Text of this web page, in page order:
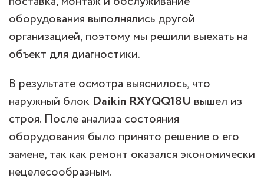
оборудования выполнялись другой
организацией, поэтому мы решили выехать на
объект для диагностики.
В результате осмотра выяснилось, что
наружный блок Daikin RXYQQ18U вышел из
строя. После анализа состояния
оборудования было принято решение о его
замене, так как ремонт оказался экономически
нецелесообразным.